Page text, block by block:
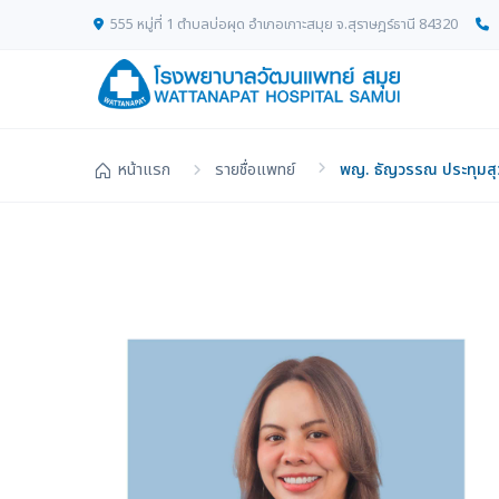
555 หมู่ที่ 1 ตำบลบ่อผุด อำเภอเกาะสมุย จ.สุราษฎร์ธานี 84320
หน้าแรก รายชื่อแพทย์ พญ. ธัญวรรณ ประทุม